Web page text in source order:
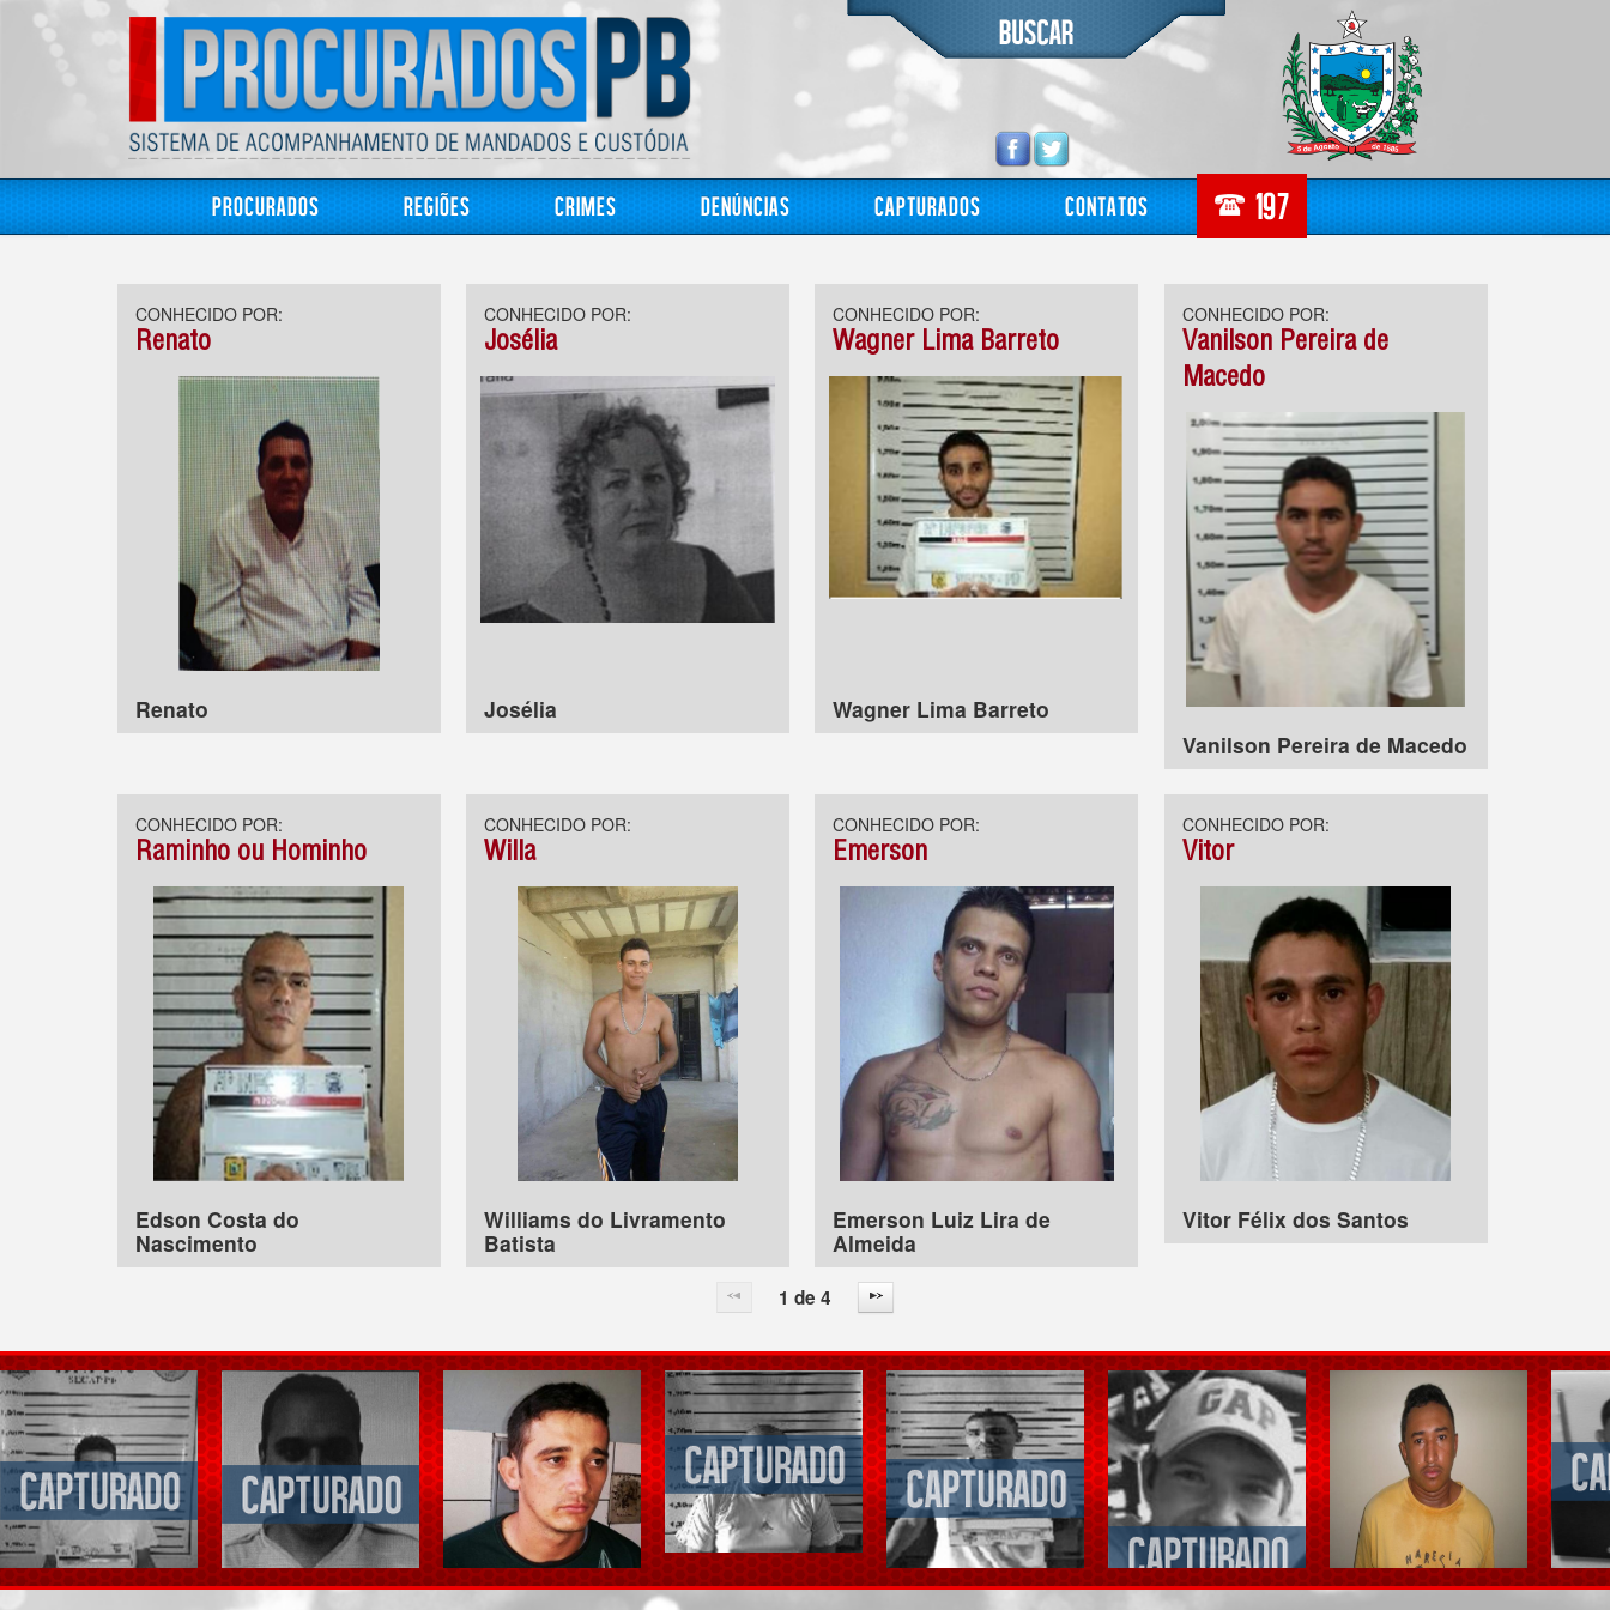
Procurados Regiões Crimes Denúncias Capturados Contatos
CONHECIDO POR:
Renato
Renato
CONHECIDO POR:
Josélia
Josélia
CONHECIDO POR:
Wagner Lima Barreto
Wagner Lima Barreto
CONHECIDO POR:
Vanilson Pereira de
Macedo
Vanilson Pereira de Macedo
CONHECIDO POR:
Raminho ou Hominho
Edson Costa do
Nascimento
CONHECIDO POR:
Willa
Williams do Livramento
Batista
CONHECIDO POR:
Emerson
Emerson Luiz Lira de
Almeida
CONHECIDO POR:
Vitor
Vitor Félix dos Santos
1 de 4